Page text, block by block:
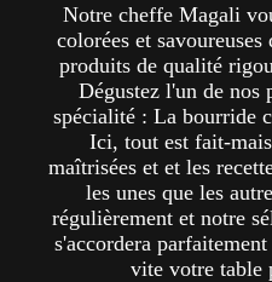
Notre cheffe Magali
colorées et
produits de qualité
Dégustez l'un de nos
spécialité : La bourride
Ici, tout est fait-
maîtrisées et et les
les unes que les
régulièrement et notre
s'accordera
vite votre table